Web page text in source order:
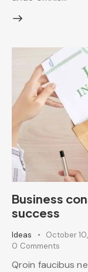
Business
success
Ideas October
0 Comments
Qroin faucibus